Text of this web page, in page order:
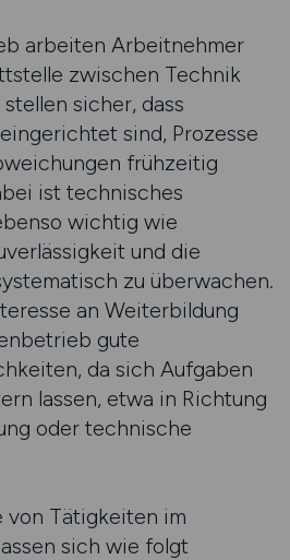
arbeiten Arbeitnehmer
zwischen Technik
sicher, dass
sind, Prozesse
frühzeitig
ist technisches
wichtig wie
und die
zu überwachen.
an Weiterbildung
gute
da sich Aufgaben
lassen, etwa in Richtung
oder technische
von Tätigkeiten im
sich wie folgt